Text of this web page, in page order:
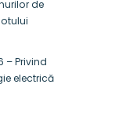
de
– Privind
electrică